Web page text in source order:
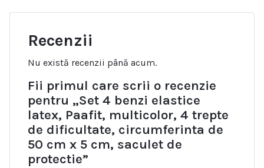
Recenzii
Nu există recenzii până acum.
Fii primul care scrii o recenzie
pentru „Set 4 benzi elastice
latex, Paafit, multicolor, 4 trepte
de dificultate, circumferinta de
50 cm x 5 cm, saculet de
protectie”